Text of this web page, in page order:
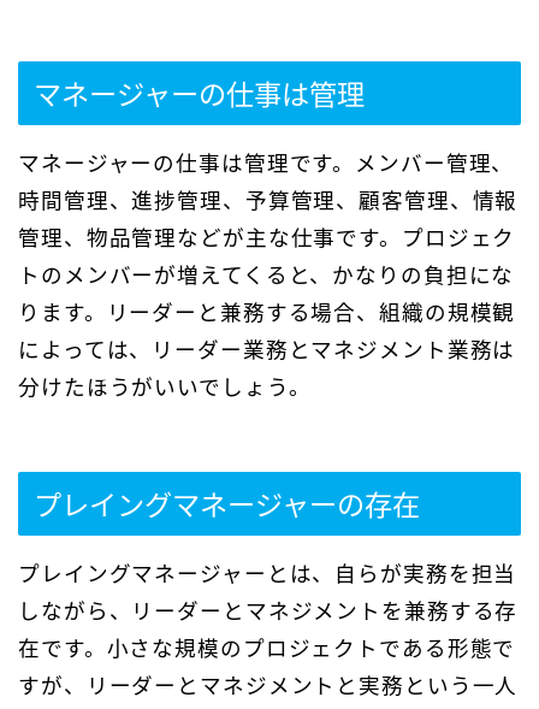
マネージャーの仕事は管理
マネージャーの仕事は管理です。メンバー管理、
時間管理、進捗管理、予算管理、顧客管理、情報
管理、物品管理などが主な仕事です。プロジェク
トのメンバーが増えてくると、かなりの負担にな
ります。リーダーと兼務する場合、組織の規模観
によっては、リーダー業務とマネジメント業務は
分けたほうがいいでしょう。
プレイングマネージャーの存在
プレイングマネージャーとは、自らが実務を担当
しながら、リーダーとマネジメントを兼務する存
在です。小さな規模のプロジェクトである形態で
すが、リーダーとマネジメントと実務という一人